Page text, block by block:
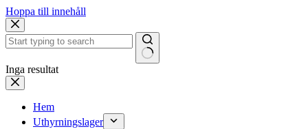
Hoppa till innehåll
Inga resultat
Hem
Uthyrningslager